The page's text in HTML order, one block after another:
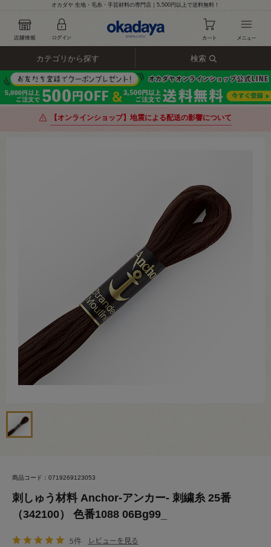
オカダヤ 生地・毛糸・手芸材料の専門店｜5,500円以上で送料無料！
カテゴリから探す 検索
【オンラインショップ】地震による配送の影響について
商品コード：0719269123053
刺しゅう材料 Anchor-アンカー- 刺繍糸 25番
（342100） 色番1088 06Bg99_
5件 レビューを見る